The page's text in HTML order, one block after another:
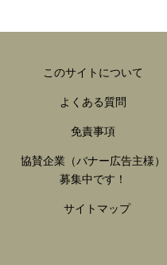
このサイトについて
よくある質問
免責事項
協賛企業（バナー広告主様）
募集中です！
サイトマップ